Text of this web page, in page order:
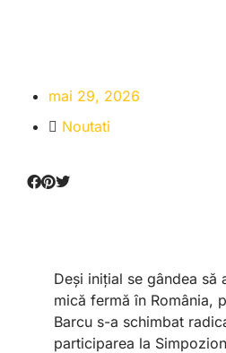
mai 29, 2026
Noutati
Deși inițial se gândea să
mică fermă în România,
Barcu s-a schimbat
participarea la